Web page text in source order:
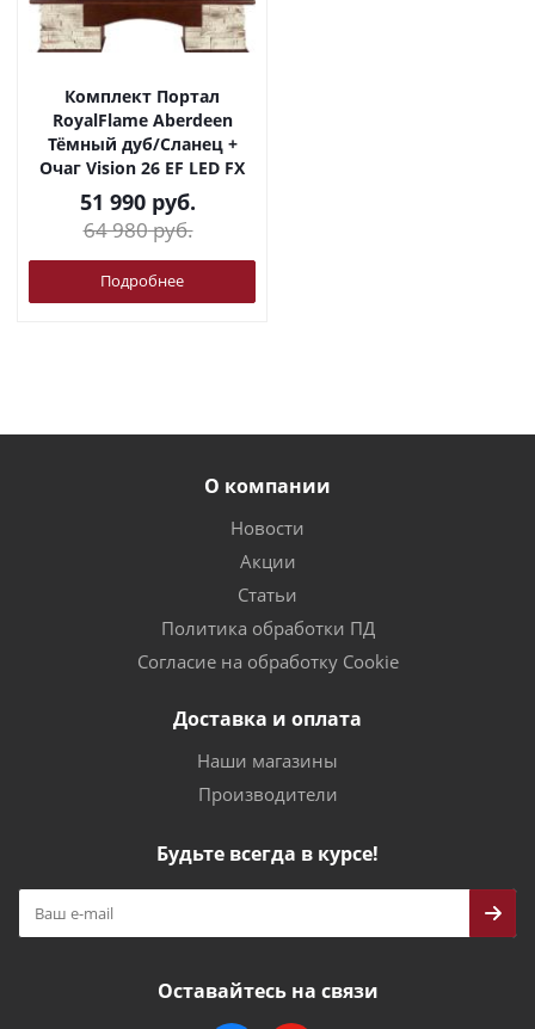
Комплект Портал
RoyalFlame Aberdeen
Тёмный дуб/Сланец +
Очаг Vision 26 EF LED FX
51 990 руб.
64 980руб.
Подробнее
О компании
Новости
Акции
Статьи
Политика обработки ПД
Согласие на обработку Cookie
Доставка и оплата
Наши магазины
Производители
Будьте всегда в курсе!
Оставайтесь на связи